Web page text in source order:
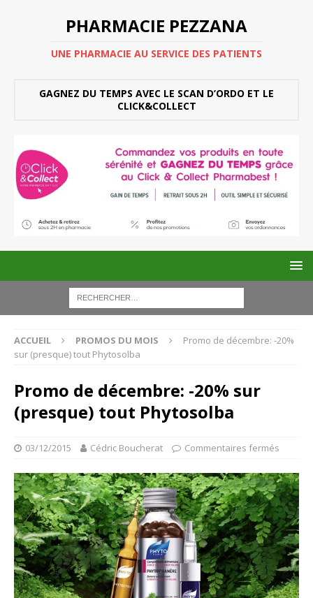
PHARMACIE PEZZANA
UNE PHARMACIE AU SERVICE DES PATIENTS
GAGNEZ DU TEMPS AVEC LE SCAN D’ORDO ET LE
CLICK&COLLECT
ACCUEIL PROMOS DU MOIS
Promo de décembre: -20%
sur (presque) tout Phytosolba
Promo de décembre: -20% sur
(presque) tout Phytosolba
03/12/2015 Cédric Boucherat Commentaires fermés